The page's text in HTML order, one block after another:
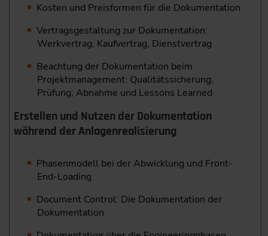
Kosten und Preisformen für die Dokumentation
Vertragsgestaltung zur Dokumentation:
Werkvertrag, Kaufvertrag, Dienstvertrag
Beachtung der Dokumentation beim
Projektmanagement: Qualitätssicherung,
Prüfung, Abnahme und Lessons Learned
Erstellen und Nutzen der Dokumentation
während der Anlagenrealisierung
Phasenmodell bei der Abwicklung und Front-
End-Loading
Document Control: Die Dokumentation der
Dokumentation